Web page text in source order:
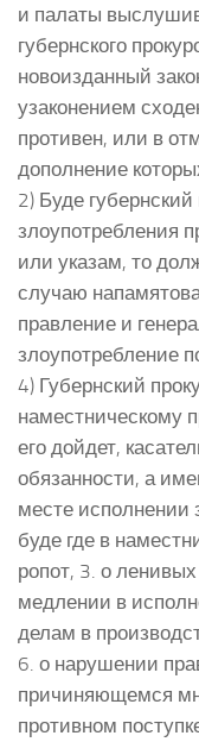
и палаты
губернского
новоизданный
узаконением
противен, или в
дополнение
2) Буде
злоупотребления
или указам, то
случаю
правление и
злоупотребление
4) Губернский
наместническому
его дойдет,
обязанности, а
месте исполнении
буде где в
ропот, 3. о
медлении в
делам в
6. о нарушении
причиняющемся
противном